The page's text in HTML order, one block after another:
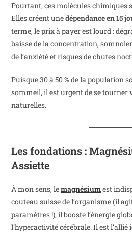
Pourtant, ces molécules chimiques
Elles créent unedépendance en 15
terme, le prix à payer est lourd :
baisse de la concentration,
de l’anxiété et risques de chutes
Puisque 30 à 50 % de la population
sommeil, il est urgent de se tourner
naturelles.
Les fondations :
Assiette
À mon sens, lemagnésiumest
couteau suisse de l’organisme (il
paramètres !), il booste l’énergie
l’hyperactivité cérébrale. Il est